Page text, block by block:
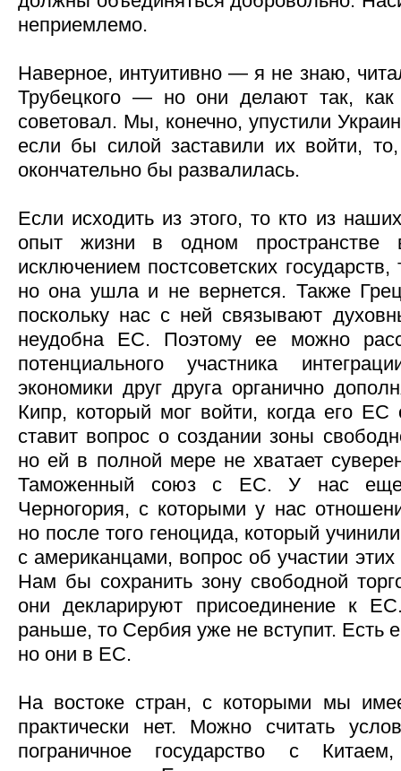
неприемлемо.
Наверное, интуитивно — я не знаю,
Трубецкого — но они делают так, как
советовал. Мы, конечно, упустили
если бы силой заставили их войти,
окончательно бы развалилась.
Если исходить из этого, то кто из
опыт жизни в одном пространстве
исключением постсоветских
но она ушла и не вернется. Также
поскольку нас с ней связывают
неудобна ЕС. Поэтому ее можно
потенциального участника
экономики друг друга органично
Кипр, который мог войти, когда его ЕС
ставит вопрос о создании зоны
но ей в полной мере не хватает
Таможенный союз с ЕС. У нас
Черногория, с которыми у нас
но после того геноцида, который
с американцами, вопрос об участии
Нам бы сохранить зону свободной
они декларируют присоединение к
раньше, то Сербия уже не вступит. Есть
но они в ЕС.
На востоке стран, с которыми мы
практически нет. Можно считать
пограничное государство с